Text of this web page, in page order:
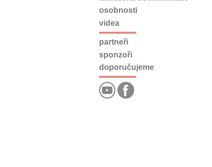
osobnosti
videa
partneři
sponzoři
doporučujeme